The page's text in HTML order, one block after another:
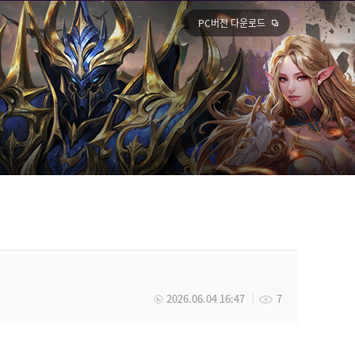
PC버전 다운로드
7
2026.06.04 16:47